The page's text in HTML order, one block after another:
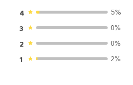
4
5%
3
0%
2
0%
1
2%